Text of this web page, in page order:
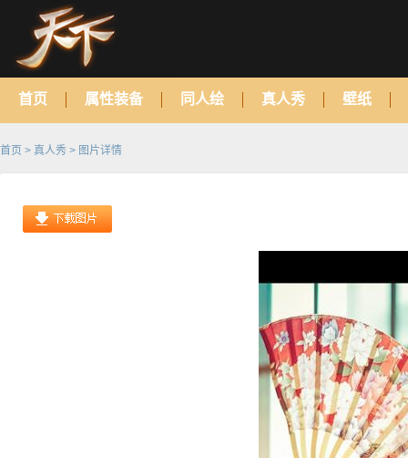
首页 属性装备 同人绘 真人秀 壁纸
首页 > 真人秀 > 图片详情